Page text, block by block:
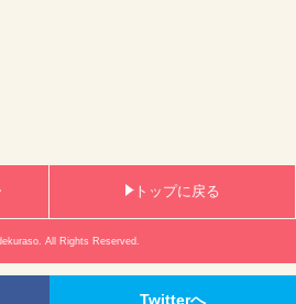
トップに戻る
All Rights Reserved.
Twitterへ